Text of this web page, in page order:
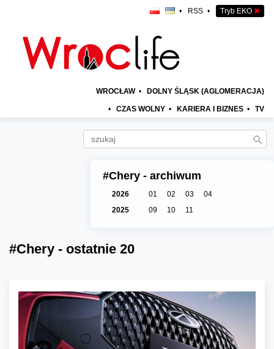
• RSS • Tryb EKO ✖
WROCŁAW • DOLNY ŚLĄSK (AGLOMERACJA)
• CZAS WOLNY • KARIERA I BIZNES • TV
#Chery - archiwum
2026 01 02 03
04
2025
09 10 11
#Chery - ostatnie 20